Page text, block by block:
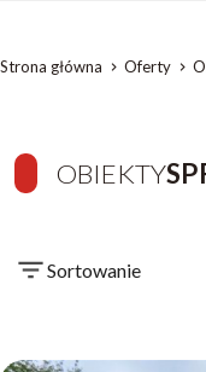
Strona główna Oferty
OBIEKTY
Sortowanie